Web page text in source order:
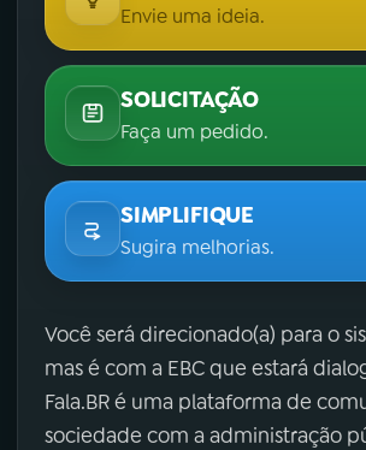
Envie uma ideia.
SOLICITAÇÃO
Faça um pedido.
SIMPLIFIQUE
Sugira melhorias.
Você será direcionado(a) para o
mas é com a EBC que estará
Fala.BR é uma plataforma de
sociedade com a administração